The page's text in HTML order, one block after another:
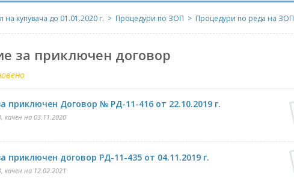
на купувача до 01.01.2020 г. Процедури по ЗОП Процедури по реда на ЗОП
за приключен договор
приключен Договор № РД-11-416 от 22.10.2019 г.
качен на 03.11.2020
приключен договор РД-11-435 от 04.11.2019 г.
качен на 12.02.2021